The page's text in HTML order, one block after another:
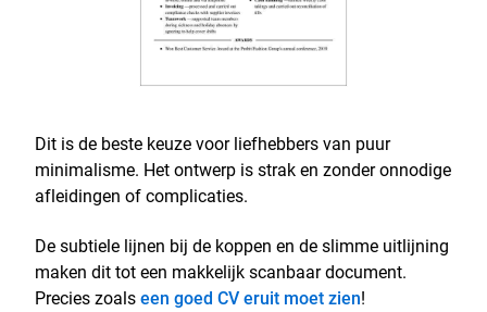
Dit is de beste keuze voor liefhebbers van puur
minimalisme. Het ontwerp is strak en zonder onnodige
afleidingen of complicaties.
De subtiele lijnen bij de koppen en de slimme uitlijning
maken dit tot een makkelijk scanbaar document.
Precies zoalseen goed CV eruit moet zien!